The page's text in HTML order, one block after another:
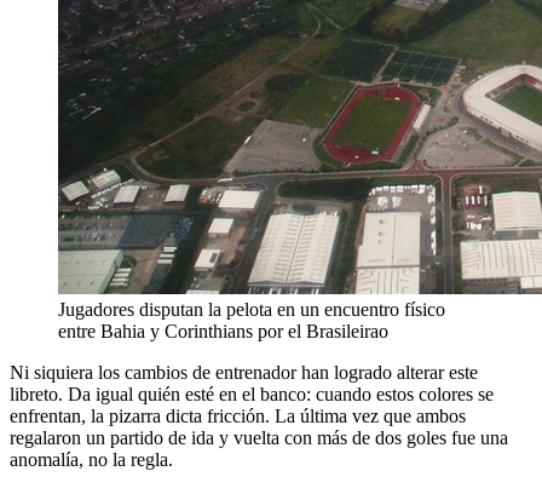
Jugadores disputan la pelota en un encuentro físico
entre Bahia y Corinthians por el Brasileirao
Ni siquiera los cambios de entrenador han logrado alterar este
libreto. Da igual quién esté en el banco: cuando estos colores se
enfrentan, la pizarra dicta fricción. La última vez que ambos
regalaron un partido de ida y vuelta con más de dos goles fue una
anomalía, no la regla.